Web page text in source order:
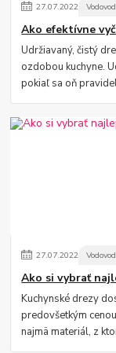
27.07.2022
Ako efektívne
Udržiavaný, čistý
ozdobou kuchyne.
pokiaľ sa oň
27.07.2022
Ako si vybrať
Kuchynské drezy
predovšetkým
najmä materiál, z